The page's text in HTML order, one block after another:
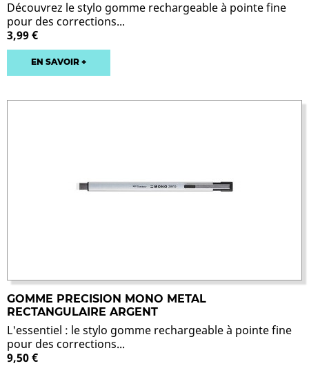
Découvrez le stylo gomme rechargeable à pointe fine
pour des corrections...
3,99 €
EN SAVOIR +
GOMME PRECISION MONO METAL
RECTANGULAIRE ARGENT
L'essentiel : le stylo gomme rechargeable à pointe fine
pour des corrections...
9,50 €